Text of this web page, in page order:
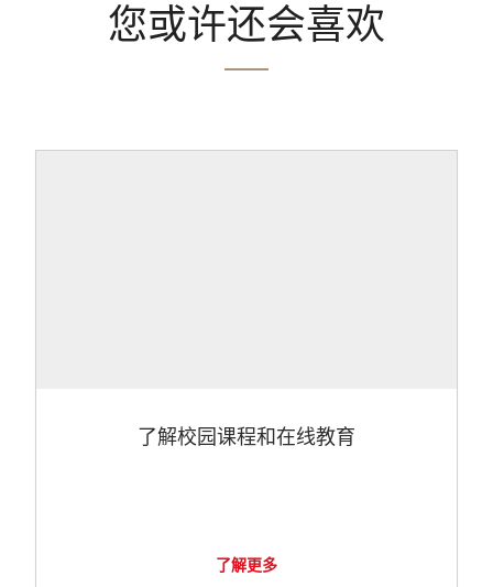
您或许还会喜欢
了解校园课程和在线教育
了解更多